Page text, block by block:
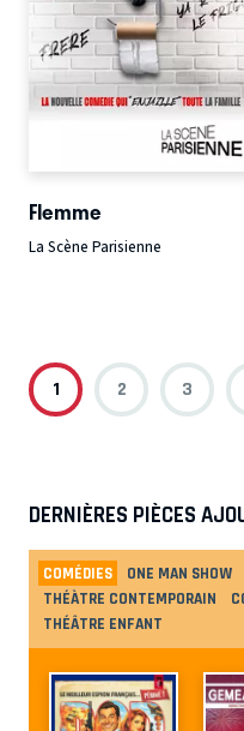
Flemme
La Scène Parisienne
1 2 3
DERNIÈRES PIÈCES
COMÉDIES ONE MAN SHOW
THÉÀTRE CONTEMPORAIN
THÉÂTRE ENFANT